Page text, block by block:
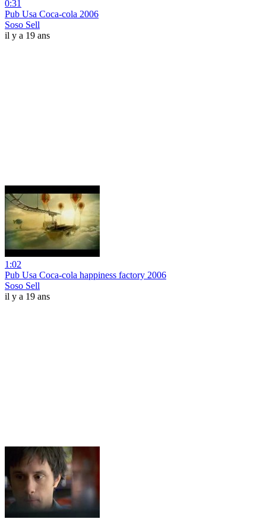
0:31
Pub Usa Coca-cola 2006
Soso Sell
il y a 19 ans
1:02
Pub Usa Coca-cola happiness factory 2006
Soso Sell
il y a 19 ans